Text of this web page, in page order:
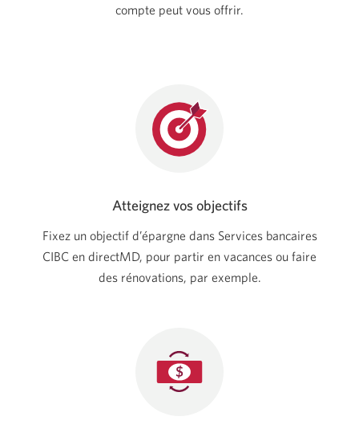
compte peut vous offrir.
Atteignez vos objectifs
Fixez un objectif d’épargne dans Services bancaires
CIBC en directMD, pour partir en vacances ou faire
des rénovations, par exemple.